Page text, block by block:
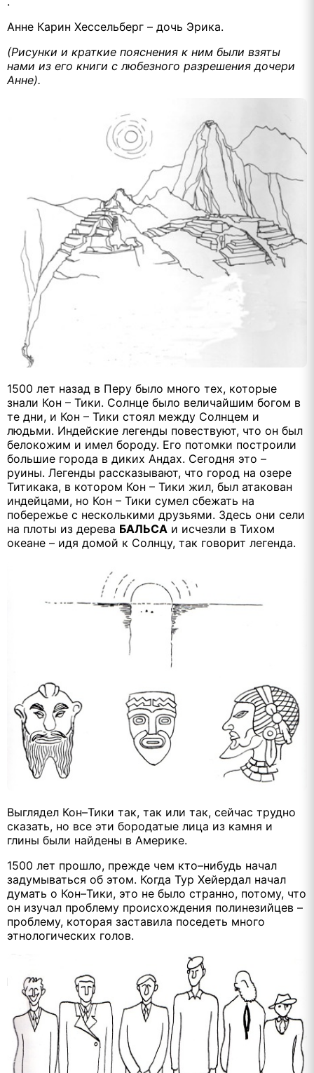
Анне Карин Хессельберг – дочь Эрика.
(Рисунки и краткие пояснения к ним были взяты
нами из его книги с любезного разрешения дочери
Анне).
1500 лет назад в Перу было много тех, которые
знали Кон – Тики. Солнце было величайшим богом в
те дни, и Кон – Тики стоял между Солнцем и
людьми. Индейские легенды повествуют, что он был
белокожим и имел бороду. Его потомки построили
большие города в диких Андах. Сегодня это –
руины. Легенды рассказывают, что город на озере
Титикака, в котором Кон – Тики жил, был атакован
индейцами, но Кон – Тики сумел сбежать на
побережье с несколькими друзьями. Здесь они сели
на плоты из дерева БАЛЬСА и исчезли в Тихом
океане – идя домой к Солнцу, так говорит легенда.
Выглядел Кон–Тики так, так или так, сейчас трудно
сказать, но все эти бородатые лица из камня и
глины были найдены в Америке.
1500 лет прошло, прежде чем кто–нибудь начал
задумываться об этом. Когда Тур Хейердал начал
думать о Кон–Тики, это не было странно, потому, что
он изучал проблему происхождения полинезийцев –
проблему, которая заставила поседеть много
этнологических голов.